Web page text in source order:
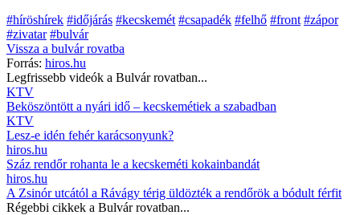
#híröshírek #időjárás #kecskemét #csapadék #felhő #front #zápor
#zivatar #bulvár
Vissza a bulvárrovatba
Forrás: hiros.hu
Legfrissebb videók a Bulvárrovatban...
KTV
Beköszöntött a nyári idő – kecskemétiek a szabadban
KTV
Lesz-e idén fehér karácsonyunk?
hiros.hu
Száz rendőr rohanta le a kecskeméti kokainbandát
hiros.hu
A Zsinór utcától a Rávágy térig üldözték a rendőrök a bódult férfit
Régebbi cikkek a Bulvárrovatban...